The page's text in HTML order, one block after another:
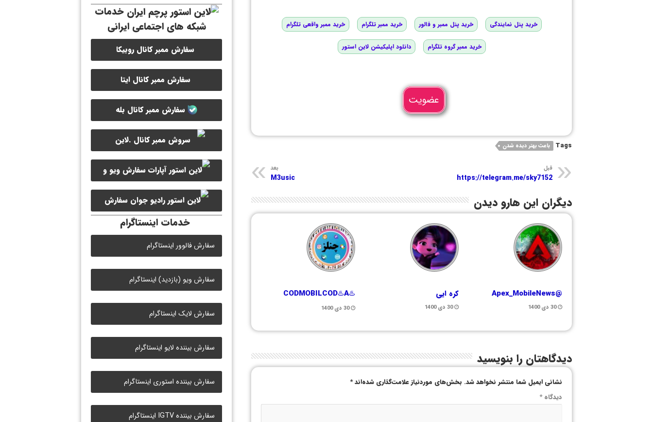
خرید پنل نمایندگی خرید پنل ممبر و فالور خرید ممبر تلگرام خرید ممبر واقعی تلگرام
خرید ممبر گروه تلگرام دانلود اپلیکیشن لاین استور
عضویت
Tags باعث بهتر دیده شدن
قبل
https://telegram.me/sky7152
بعد
M3usic
دیگران این هارو دیدن
@Apex_MobileNews
30 دی 1400
کره ایی
30 دی 1400
♨️CODMOBILCOD♨️A
30 دی 1400
دیدگاهتان را بنویسید
نشانی ایمیل شما منتشر نخواهد شد. بخش‌های موردنیاز علامت‌گذاری شده‌اند*
دیدگاه*
خدمات
شبکه های اجتماعی ایرانی
سفارش ممبر کانال روبیکا
سفارش ممبر کانال ایتا
سفارش ممبر کانال بله
سفارش ممبر کانال سروش
سفارش ویو و
لایک ویدیو آپارات
سفارش
لایک رادیو جوان
خدمات اینستاگرام
سفارش فالوور اینستاگرام
سفارش ویو (بازدید) اینستاگرام
سفارش لایک اینستاگرام
سفارش بیننده لایو اینستاگرام
سفارش بیننده استوری اینستاگرام
سفارش بیننده IGTV اینستاگرام